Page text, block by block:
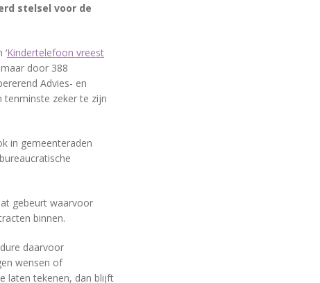
stelsel voor de
‘Kindertelefoon vreest
door 388
Advies- en
zeker te zijn
in gemeenteraden
gebeurt waarvoor
binnen.
daarvoor
wensen of
laten tekenen, dan blijft